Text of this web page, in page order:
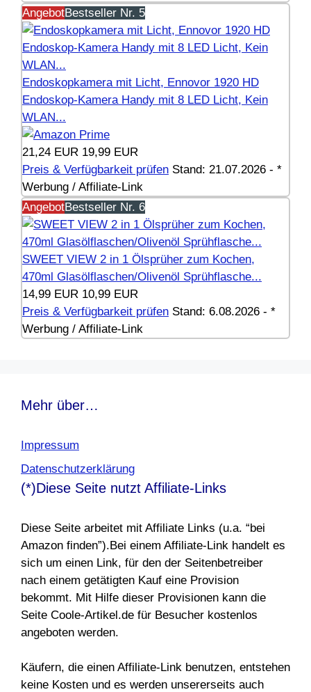
AngebotBestseller Nr. 5
Endoskopkamera mit Licht, Ennovor 1920 HD
Endoskop-Kamera Handy mit 8 LED Licht, Kein
WLAN...
21,24 EUR 19,99 EUR
Preis & Verfügbarkeit prüfen Stand: 21.07.2026 - *
Werbung / Affiliate-Link
AngebotBestseller Nr. 6
SWEET VIEW 2 in 1 Ölsprüher zum Kochen,
470ml Glasölflaschen/Olivenöl Sprühflasche...
14,99 EUR 10,99 EUR
Preis & Verfügbarkeit prüfen Stand: 6.08.2026 - *
Werbung / Affiliate-Link
Mehr über…
Impressum
Datenschutzerklärung
(*)Diese Seite nutzt Affiliate-Links
Diese Seite arbeitet mit Affiliate Links (u.a. “bei
Amazon finden”).Bei einem Affiliate-Link handelt es
sich um einen Link, für den der Seitenbetreiber
nach einem getätigten Kauf eine Provision
bekommt. Mit Hilfe dieser Provisionen kann die
Seite Coole-Artikel.de für Besucher kostenlos
angeboten werden.
Käufern, die einen Affiliate-Link benutzen, entstehen
keine Kosten und es werden unsererseits auch